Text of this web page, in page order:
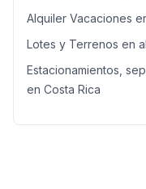
Alquiler Vacaciones
Lotes y Terrenos en
Estacionamientos,
en Costa Rica